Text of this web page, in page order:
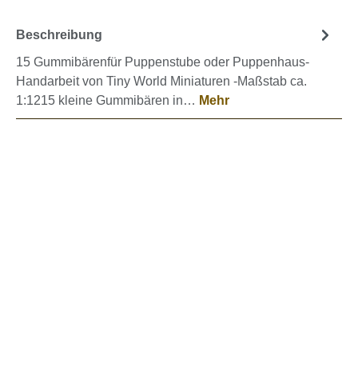
Beschreibung
15 Gummibärenfür Puppenstube oder Puppenhaus-
Handarbeit von Tiny World Miniaturen -Maßstab ca.
1:1215 kleine Gummibären in… Mehr